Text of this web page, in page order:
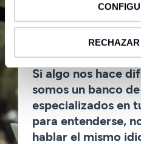
Si algo nos hace
somos un banco
especializados en
para entenderse,
hablar el mismo